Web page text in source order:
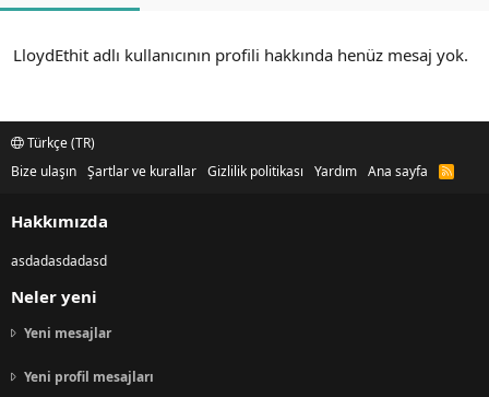
LloydEthit adlı kullanıcının profili hakkında henüz mesaj yok.
Türkçe (TR)
Bize ulaşın Şartlar ve kurallar Gizlilik politikası Yardım Ana sayfa
R
Hakkımızda
asdadasdadasd
Neler yeni
Yeni mesajlar
Yeni profil mesajları